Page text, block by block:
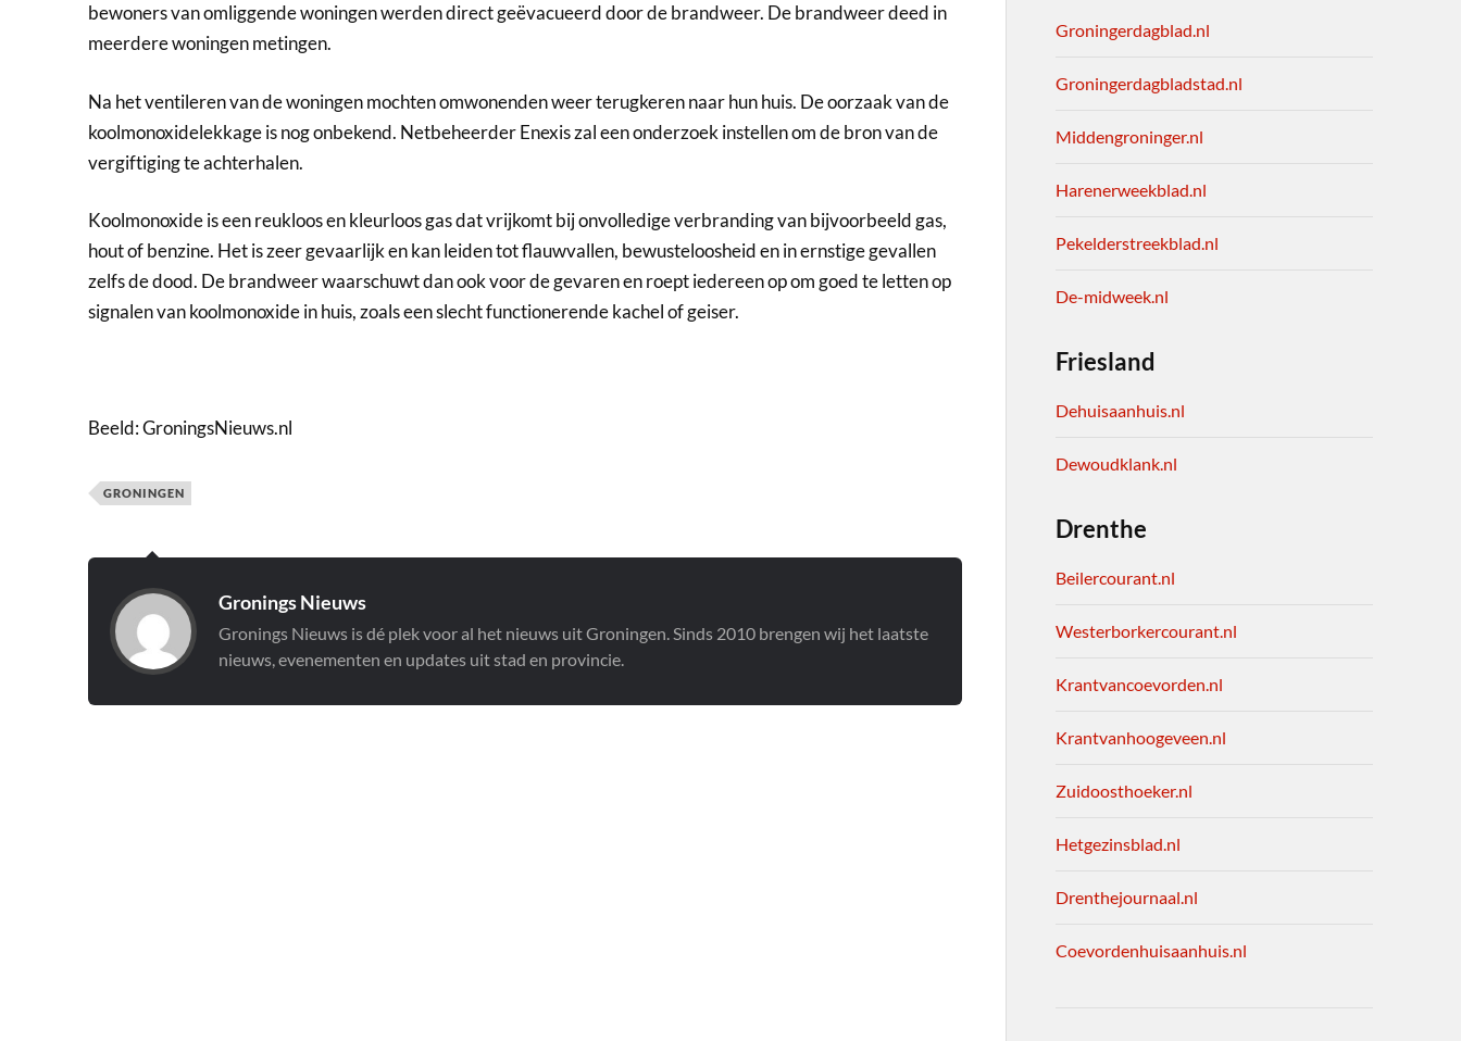
bewoners van omliggende woningen werden direct geëvacueerd door de brandweer. De brandweer deed in
meerdere woningen metingen.
Na hetventilerenvandewoningenmochtenomwonendenweerterugkerennaarhunhuis. Deoorzaakvande
koolmonoxidelekkageisnogonbekend. NetbeheerderEnexiszaleenonderzoekinstellenomdebronvande
vergiftigingteachterhalen.
Koolmonoxideiseenreukloosenkleurloosgasdatvrijkomtbijonvolledigeverbrandingvanbijvoorbeeldgas,
houtofbenzine. Hetiszeergevaarlijkenkanleidentotflauwvallen, bewusteloosheideninernstigegevallen
zelfsdedood. Debrandweerwaarschuwtdanookvoordegevarenenroeptiedereenopomgoedtelettenop
signalenvankoolmonoxideinhuis,zoalseenslechtfunctionerendekachelofgeiser.
Beeld: GroningsNieuws.nl
GRONINGEN
Gronings Nieuws
Gronings Nieuws is dé plek voor al het nieuws uit Groningen. Sinds 2010 brengen wij het laatste
nieuws, evenementen en updates uit stad en provincie.
Groningerdagblad.nl
Groningerdagbladstad.nl
Middengroninger.nl
Harenerweekblad.nl
Pekelderstreekblad.nl
De-midweek.nl
Friesland
Dehuisaanhuis.nl
Dewoudklank.nl
Drenthe
Beilercourant.nl
Westerborkercourant.nl
Krantvancoevorden.nl
Krantvanhoogeveen.nl
Zuidoosthoeker.nl
Hetgezinsblad.nl
Drenthejournaal.nl
Coevordenhuisaanhuis.nl